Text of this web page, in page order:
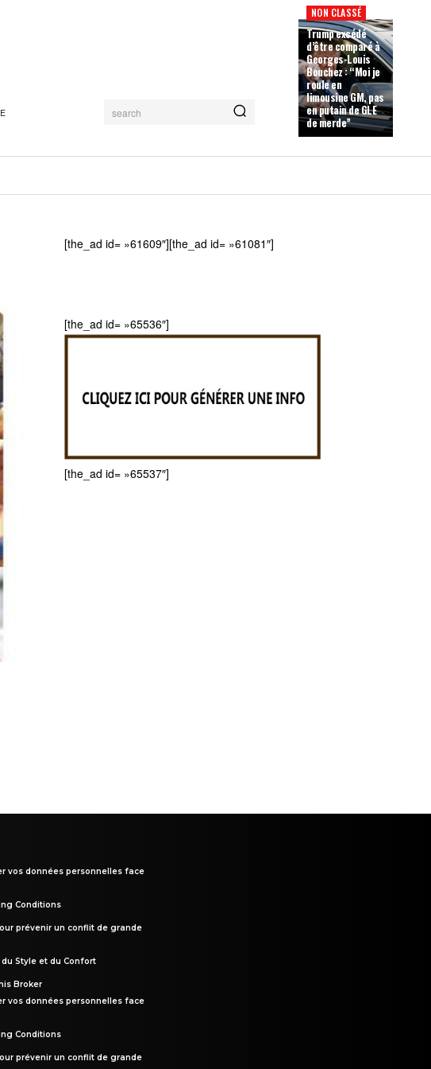
search
NON CLASSÉ
Trump excédé
d’être comparé à
Georges-Louis
Bouchez : “Moi je
roule en
limousine GM, pas
en putain de GLE
de merde”
[the_ad id= »61609″][the_ad id= »61081″]
[the_ad id= »65536″]
[the_ad id= »65537″]
vos données personnelles face
Conditions
prévenir un conflit de grande
du Style et du Confort
Broker
vos données personnelles face
Conditions
prévenir un conflit de grande